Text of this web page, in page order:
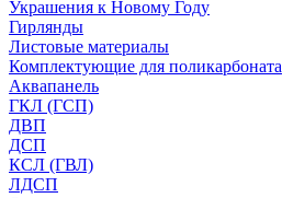
Украшения к Новому Году
Гирлянды
Листовые материалы
Комплектующие для поликарбоната
Аквапанель
ГКЛ (ГСП)
ДВП
ДСП
КСЛ (ГВЛ)
ЛДСП